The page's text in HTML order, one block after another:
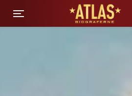
Toggle navigation
ATLAS Biograferne